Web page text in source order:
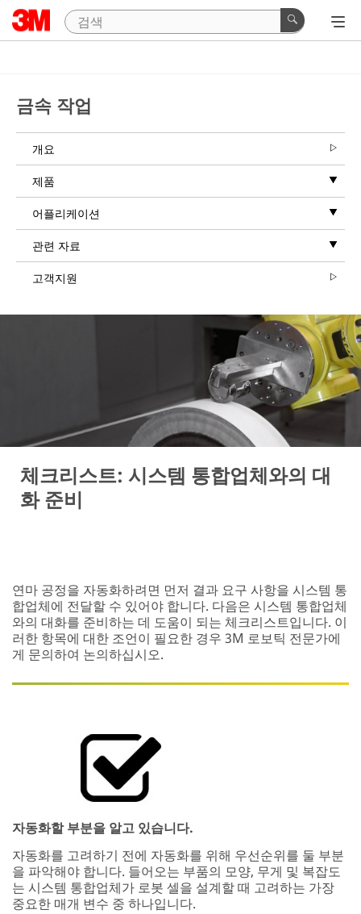
금속 작업
개요
제품
어플리케이션
관련 자료
고객지원
체크리스트: 시스템 통합업체와의 대
화 준비
연마 공정을 자동화하려면 먼저 결과 요구 사항을 시스템 통
합업체에 전달할 수 있어야 합니다. 다음은 시스템 통합업체
와의 대화를 준비하는 데 도움이 되는 체크리스트입니다. 이
러한 항목에 대한 조언이 필요한 경우 3M 로보틱 전문가에
게 문의하여 논의하십시오.
자동화할 부분을 알고 있습니다.
자동화를 고려하기 전에 자동화를 위해 우선순위를 둘 부분
을 파악해야 합니다. 들어오는 부품의 모양, 무게 및 복잡도
는 시스템 통합업체가 로봇 셀을 설계할 때 고려하는 가장
중요한 매개 변수 중 하나입니다.